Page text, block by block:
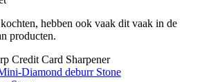
hebben ook vaak dit vaak in de
producten.